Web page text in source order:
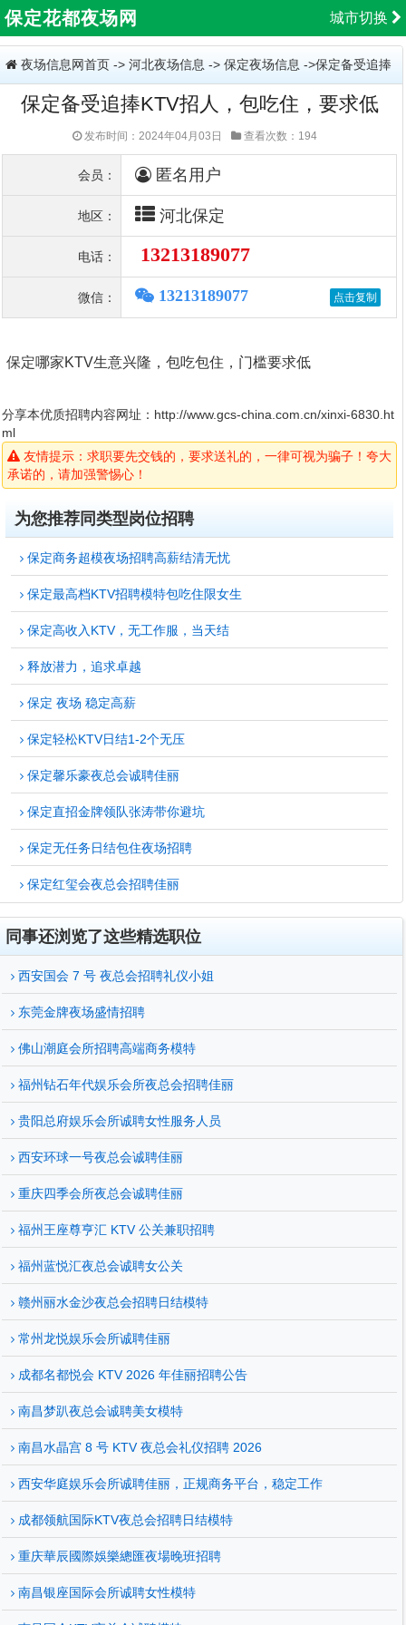
城市切换
保定花都夜场网
夜场信息网首页 -> 河北夜场信息 -> 保定夜场信息 ->保定备受追捧
KTV招人，包吃住，要求低
保定备受追捧KTV招人，包吃住，要求低
发布时间：2024年04月03日 查看次数：194
会员： 匿名用户
地区： 河北保定
电话： 13213189077
微信： 13213189077
保定哪家KTV生意兴隆，包吃包住，门槛要求低
分享本优质招聘内容网址： http://www.gcs-china.com.cn/xinxi-6830.ht
ml
友情提示：求职要先交钱的，要求送礼的，一律可视为骗子！夸大
承诺的，请加强警惕心！
为您推荐同类型岗位招聘
保定商务超模夜场招聘高薪结清无忧
保定最高档KTV招聘模特包吃住限女生
保定高收入KTV，无工作服，当天结
释放潜力，追求卓越
保定 夜场 稳定高薪
保定轻松KTV日结1-2个无压
保定馨乐豪夜总会诚聘佳丽
保定直招金牌领队张涛带你避坑
保定无任务日结包住夜场招聘
保定红玺会夜总会招聘佳丽
同事还浏览了这些精选职位
西安国会 7 号 夜总会招聘礼仪小姐
东莞金牌夜场盛情招聘
佛山潮庭会所招聘高端商务模特
福州钻石年代娱乐会所夜总会招聘佳丽
贵阳总府娱乐会所诚聘女性服务人员
西安环球一号夜总会诚聘佳丽
重庆四季会所夜总会诚聘佳丽
福州王座尊亨汇 KTV 公关兼职招聘
福州蓝悦汇夜总会诚聘女公关
赣州丽水金沙夜总会招聘日结模特
常州龙悦娱乐会所诚聘佳丽
成都名都悦会 KTV 2026 年佳丽招聘公告
南昌梦趴夜总会诚聘美女模特
南昌水晶宫 8 号 KTV 夜总会礼仪招聘 2026
西安华庭娱乐会所诚聘佳丽，正规商务平台，稳定工作
成都领航国际KTV夜总会招聘日结模特
重庆華辰國際娛樂總匯夜場晚班招聘
南昌银座国际会所诚聘女性模特